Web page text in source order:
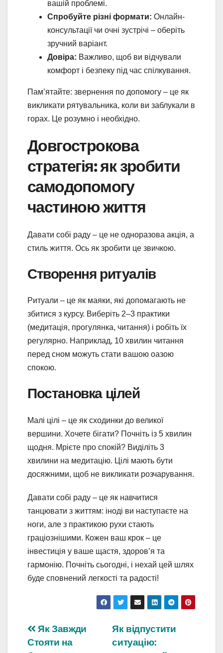
вашій проблемі.
Спробуйте різні формати: Онлайн-
консультації чи очні зустрічі – оберіть
зручний варіант.
Довіра: Важливо, щоб ви відчували
комфорт і безпеку під час спілкування.
Пам’ятайте: звернення по допомогу – це як
викликати рятувальника, коли ви заблукали в
горах. Це розумно і необхідно.
Довгострокова
стратегія: як зробити
самодопомогу
частиною життя
Давати собі раду – це не одноразова акція, а
стиль життя. Ось як зробити це звичкою.
Створення ритуалів
Ритуали – це як маяки, які допомагають не
збитися з курсу. Виберіть 2–3 практики
(медитація, прогулянка, читання) і робіть їх
регулярно. Наприклад, 10 хвилин читання
перед сном можуть стати вашою оазою
спокою.
Постановка цілей
Малі цілі – це як сходинки до великої
вершини. Хочете бігати? Почніть із 5 хвилин
щодня. Мрієте про спокій? Виділіть 3
хвилини на медитацію. Цілі мають бути
досяжними, щоб не викликати розчарування.
Давати собі раду – це як навчитися
танцювати з життям: іноді ви наступаєте на
ноги, але з практикою рухи стають
граціознішими. Кожен ваш крок – це
інвестиція у ваше щастя, здоров’я та
гармонію. Почніть сьогодні, і нехай цей шлях
буде сповнений легкості та радості!
Навігація
Як відпустити
ситуацію:
Як Завжди
Стояти на